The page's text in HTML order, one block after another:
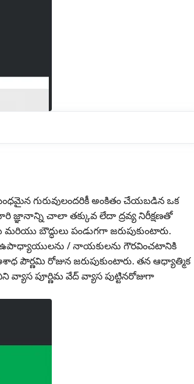
గురువులందరికీ అంకితం చేయబడిన ఒక
చాలా తక్కువ లేదా ద్రవ్య నిరీక్షణతో
బౌద్ధులు పండుగగా జరుపుకుంటారు.
ఉపాధ్యాయులను / నాయకులను గౌరవించటానికి
పౌర్ణమి రోజున జరుపుకుంటారు. తన ఆధ్యాత్మిక
వ్యాస పూర్ణిమ వేద్ వ్యాస పుట్టినరోజుగా